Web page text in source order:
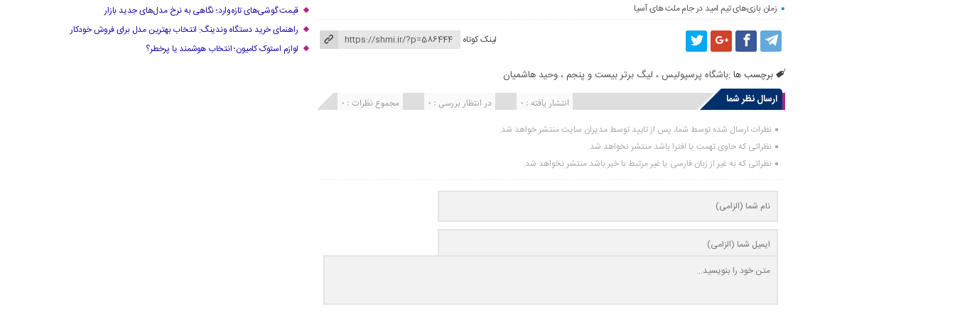
زمان بازی‌های تیم امید در جام ملت های آسیا
لینک کوتاه
برچسب ها :باشگاه پرسپولیس ، لیگ برتر بیست و پنجم ،وحید هاشمیان
ارسال نظر شما
مجموع نظرات : 0 در انتظار بررسی : 0 انتشار یافته : 0
نظرات ارسال شده توسط شما، پس از تایید توسط مدیران سایت منتشر خواهد شد.
نظراتی که حاوی تهمت یا افترا باشد منتشر نخواهد شد.
نظراتی که به غیر از زبان فارسی یا غیر مرتبط با خبر باشد منتشر نخواهد شد.
قیمت گوشی‌های تازه‌وارد؛ نگاهی به نرخ مدل‌های جدید بازار
راهنمای خرید دستگاه وندینگ: انتخاب بهترین مدل برای فروش خودکار
لوازم استوک کامیون؛ انتخاب هوشمند یا پرخطر؟